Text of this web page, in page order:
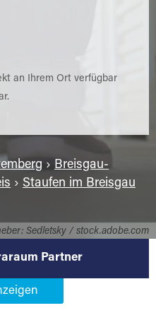
Sedletsky / stock.adobe.com
an Ihrem Ort verfügbar
› Breisgau-
› Staufen im Breisgau
Partner
Partner in